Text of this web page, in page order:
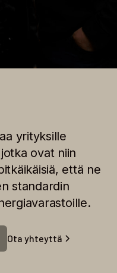
yrityksille
ovat niin
että ne
standardin
Ota yhteyttä